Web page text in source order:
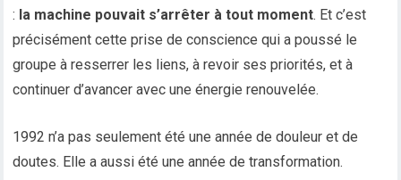
: la machine pouvait s’arrêter à tout moment. Et c’est
précisément cette prise de conscience qui a poussé le
groupe à resserrer les liens, à revoir ses priorités, et à
continuer d’avancer avec une énergie renouvelée.
1992 n’a pas seulement été une année de douleur et de
doutes. Elle a aussi été une année de transformation.